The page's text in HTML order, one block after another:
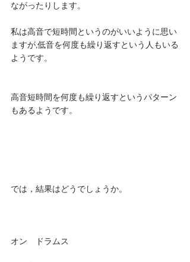
ながったりします。
私は高音で短時間というのがいいように思い
ますが,低音を何度も繰り返すという人もいる
ようです。
高音短時間を何度も繰り返すというパターン
もあるようです。
では，結果はどうでしょうか。
オン　ドラムス